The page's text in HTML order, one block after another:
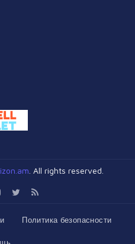
. All rights reserved.
Политика безопасности